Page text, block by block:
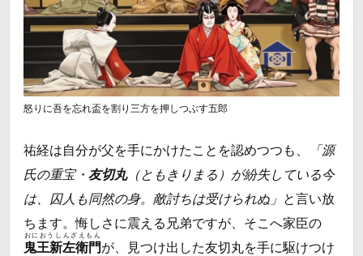
怒りに吾を忘れ盃を割り三方を押しつぶす五郎
祐経は自分が父を手にかけたことを認めつつも、
「源
氏の重宝・ 友切丸（ともきりまる）が紛失している今
は、囚人も同然の身。敵討ちは受けられぬ」 と言い放
ちます。悔しさに震える兄弟ですが、そこへ家臣の
鬼王新左衛門
おにおうしんざえもん
が、見つけ出した友切丸を手に駆けつけ